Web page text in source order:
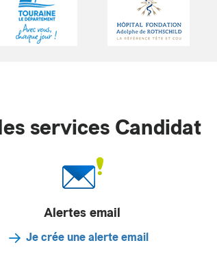
services Candidat
Alertes email
Je crée une alerte email